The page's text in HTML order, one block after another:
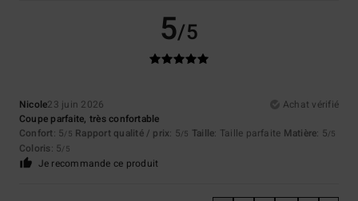
5/5
Nicole23 juin 2026
Achat vérifié
Coupe parfaite, très confortable
Confort: 5/5 Rapport qualité / prix: 5/5 Taille: Taille parfaite Matière: 5/5
Coloris: 5/5
Je recommande ce produit